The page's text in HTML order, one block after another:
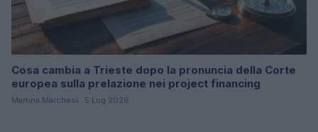
Cosa cambia a Trieste dopo la pronuncia della Corte
europea sulla prelazione nei project financing
Martina Marchesi · 5 Lug 2026